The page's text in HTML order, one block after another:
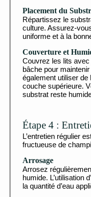
Placement du
Répartissez le
culture. Assurez-
uniforme et à la
Couverture et
Couvrez les lits
bâche pour
également utiliser
couche supérieure.
substrat reste
Étape 4 :
L’entretien régulier
fructueuse de
Arrosage
Arrosez
humide. L’utilisation
la quantité d’eau